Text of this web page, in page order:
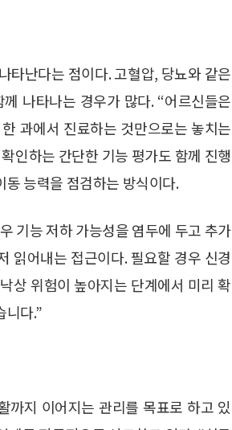
타난다는 점이다. 고혈압, 당뇨와 같은
나타나는 경우가 많다. “어르신들은
과에서 진료하는 것만으로는 놓치는
인하는 간단한 기능 평가도 함께 진행
능력을 점검하는 방식이다.
기능 저하 가능성을 염두에 두고 추가
읽어내는 접근이다. 필요할 경우 신경
상 위험이 높아지는 단계에서 미리 확
니다.”
까지 이어지는 관리를 목표로 하고 있